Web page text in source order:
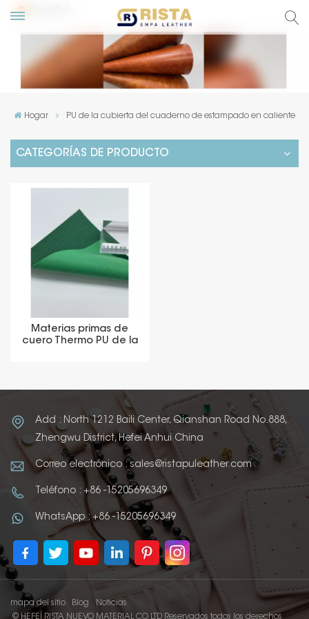
Hogar PU de la cubierta del cuaderno de estampado en caliente
CATEGORÍAS DE PRODUCTO
Materias primas de
cuero Thermo PU de la
Add : North 1212 Baili Center, Qianshan Road No.888,
Zhengwu District, Hefei Anhui China
Correo electrónico : sales@ristapuleather.com
Teléfono : +86 -15205696349
WhatsApp : +86 -15205696349
mapa del sitio Blog
Noticias
© HEFEI RISTA NUEVO MATERIAL CO LTD Reservados todos los derechos